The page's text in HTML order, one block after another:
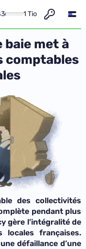
1 Tio
baie met à
comptables
des collectivités
pendant plus
gère l’intégralité de
locales françaises.
défaillance d’une